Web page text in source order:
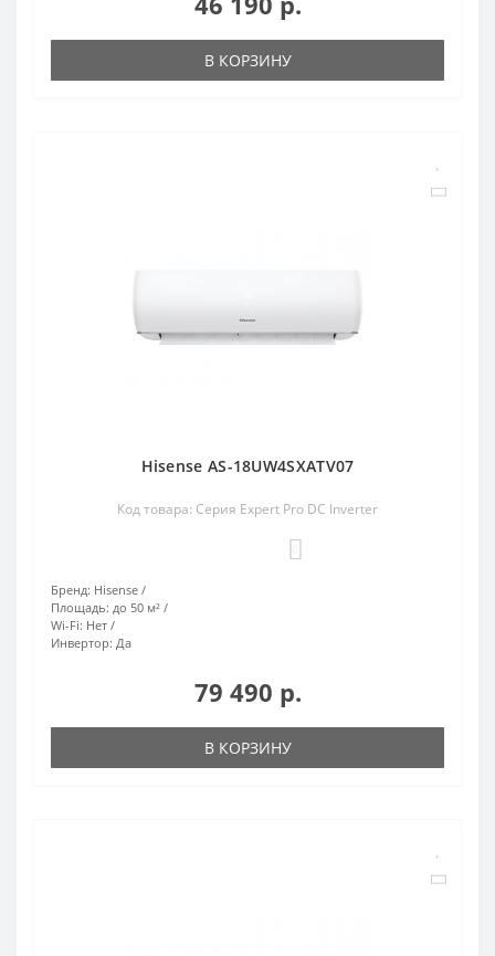
В КОРЗИНУ
Hisense AS-18UW4SXATV07
Код товара: Серия Expert Pro DC Inverter
Бренд: Hisense
Площадь: до 50 м²
Wi-Fi: Нет
Инвертор: Да
79 490 р.
В КОРЗИНУ